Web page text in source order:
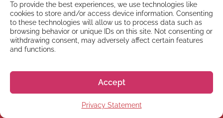
To provide the best experiences, we use technologies like
cookies to store and/or access device information. Consenting
to these technologies will allow us to process data such as
browsing behavior or unique IDs on this site. Not consenting or
withdrawing consent, may adversely affect certain features
and functions.
Accept
Privacy Statement
Cursos online
Webinars e eventos
Sobre Nós
FAQ
Seguro saúde e seguro viagem